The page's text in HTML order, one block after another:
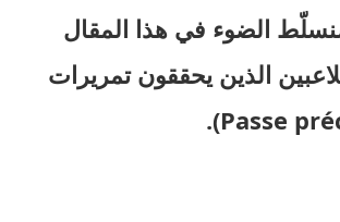
الضوء في هذا المقال
الذين يحققون تمريرات